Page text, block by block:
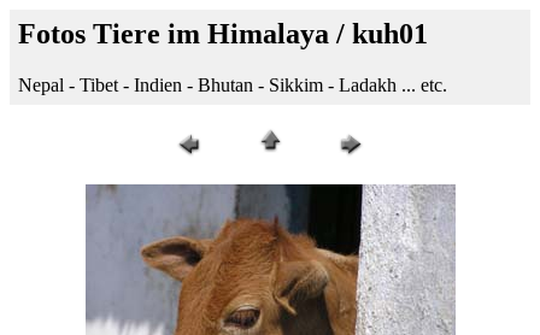
Fotos Tiere im Himalaya / kuh01
Nepal - Tibet - Indien - Bhutan - Sikkim - Ladakh ... etc.